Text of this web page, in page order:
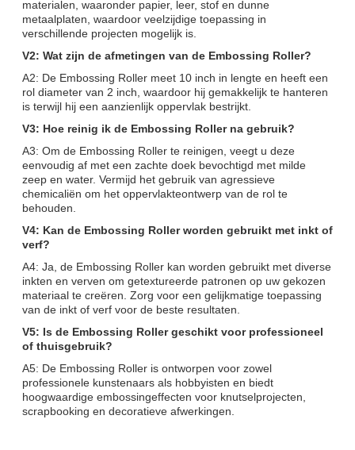
materialen, waaronder papier, leer, stof en dunne
metaalplaten, waardoor veelzijdige toepassing in
verschillende projecten mogelijk is.
V2: Wat zijn de afmetingen van de Embossing Roller?
A2: De Embossing Roller meet 10 inch in lengte en heeft een
rol diameter van 2 inch, waardoor hij gemakkelijk te hanteren
is terwijl hij een aanzienlijk oppervlak bestrijkt.
V3: Hoe reinig ik de Embossing Roller na gebruik?
A3: Om de Embossing Roller te reinigen, veegt u deze
eenvoudig af met een zachte doek bevochtigd met milde
zeep en water. Vermijd het gebruik van agressieve
chemicaliën om het oppervlakteontwerp van de rol te
behouden.
V4: Kan de Embossing Roller worden gebruikt met inkt of
verf?
A4: Ja, de Embossing Roller kan worden gebruikt met diverse
inkten en verven om getextureerde patronen op uw gekozen
materiaal te creëren. Zorg voor een gelijkmatige toepassing
van de inkt of verf voor de beste resultaten.
V5: Is de Embossing Roller geschikt voor professioneel
of thuisgebruik?
A5: De Embossing Roller is ontworpen voor zowel
professionele kunstenaars als hobbyisten en biedt
hoogwaardige embossingeffecten voor knutselprojecten,
scrapbooking en decoratieve afwerkingen.